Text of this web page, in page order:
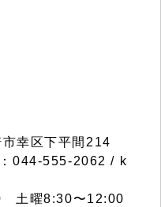
幸区下平間214
044-555-2062 / k
土曜8:30〜12:00